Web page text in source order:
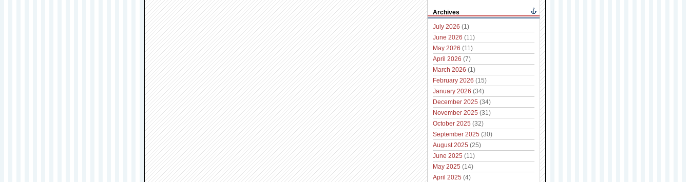
Archives
July 2026 (1)
June 2026 (11)
May 2026 (11)
April 2026 (7)
March 2026 (1)
February 2026 (15)
January 2026 (34)
December 2025 (34)
November 2025 (31)
October 2025 (32)
September 2025 (30)
August 2025 (25)
June 2025 (11)
May 2025 (14)
April 2025 (4)